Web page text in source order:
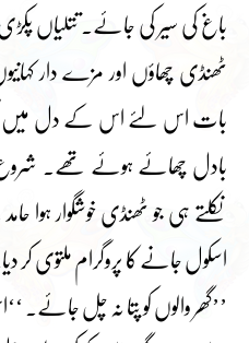
باغ کی سیر کی جائے۔ تتلیاں پکڑی
ٹھنڈی چھاؤں اور مزے دار
بات اس لئے اس کے دل میں
بادل چھائے ہوئے تھے۔ شروع
نکلتے ہی جو ٹھنڈی خوشگوار
اسکول جانے کا پروگرام ملتوی کر دیا۔
’’گھر والوں کو پتا نہ چل جائے۔